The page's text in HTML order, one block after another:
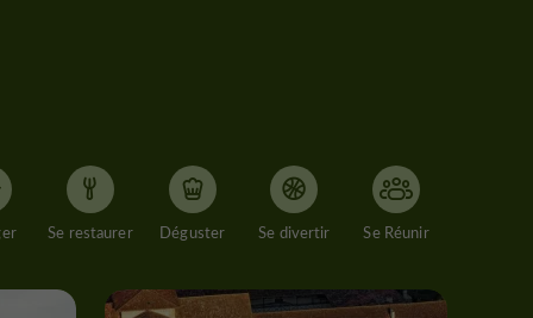
Se restaurer Déguster Se divertir Se Réunir